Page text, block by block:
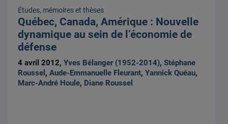
Études, mémoires et thèses
Québec, Canada, Amérique : Nouvelle
dynamique au sein de l’économie de
défense
4 avril 2012,Yves Bélanger (1952-2014),Stéphane
Roussel ,Aude-Emmanuelle Fleurant,Yannick Quéau,
Marc-André Houle, Diane Roussel